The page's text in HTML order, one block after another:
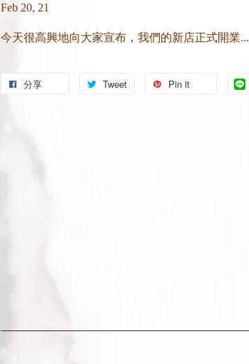
Feb 20, 21
今天很高興地向大家宣布，我們的新店正式開業...
分享 Tweet Pin it